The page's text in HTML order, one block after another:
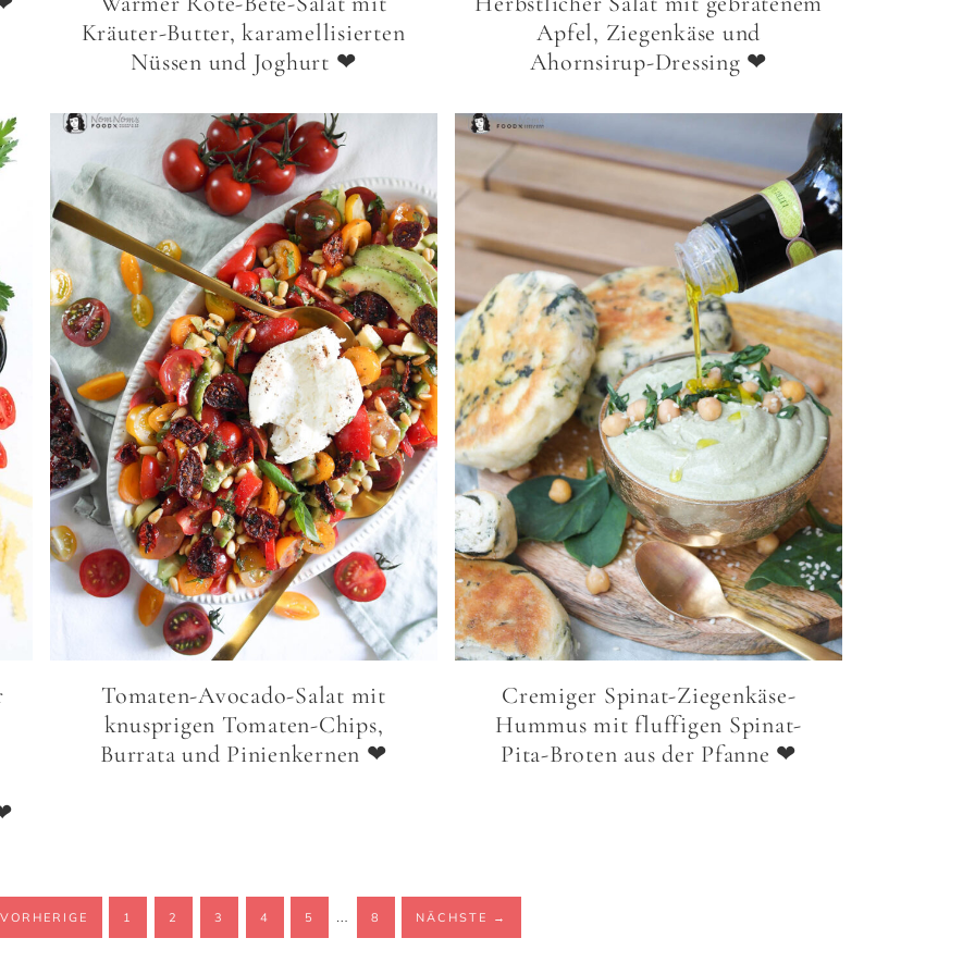
Kräuter-Butter, karamellisierten
Nüssen und Joghurt ❤
Apfel, Ziegenkäse und
Ahornsirup-Dressing ❤
Tomaten-Avocado-Salat mit
knusprigen Tomaten-Chips,
Burrata und Pinienkernen ❤
Cremiger Spinat-Ziegenkäse-
Hummus mit fluffigen Spinat-
Pita-Broten aus der Pfanne ❤
1 2 3 4 5 … 8 NÄCHSTE →